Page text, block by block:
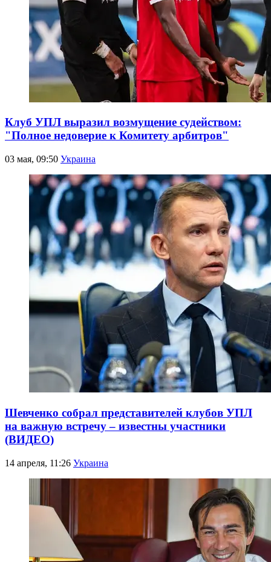
Клуб УПЛ выразил возмущение судейством:
"Полное недоверие к Комитету арбитров"
03 мая, 09:50 Украина
Шевченко собрал представителей клубов УПЛ
на важную встречу – известны участники
(ВИДЕО)
14 апреля, 11:26 Украина